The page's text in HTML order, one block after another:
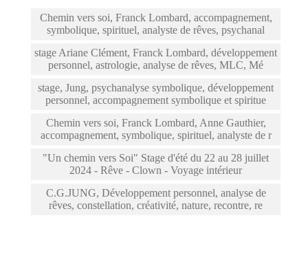
Chemin vers soi, Franck Lombard, accompagnement,
symbolique, spirituel, analyste de rêves, psychanal
stage Ariane Clément, Franck Lombard, développement
personnel, astrologie, analyse de rêves, MLC, Mé
stage, Jung, psychanalyse symbolique, développement
personnel, accompagnement symbolique et spiritue
Chemin vers soi, Franck Lombard, Anne Gauthier,
accompagnement, symbolique, spirituel, analyste de r
"Un chemin vers Soi" Stage d'été du 22 au 28 juillet
2024 - Rêve - Clown - Voyage intérieur
C.G.JUNG, Développement personnel, analyse de
rêves, constellation, créativité, nature, recontre, re